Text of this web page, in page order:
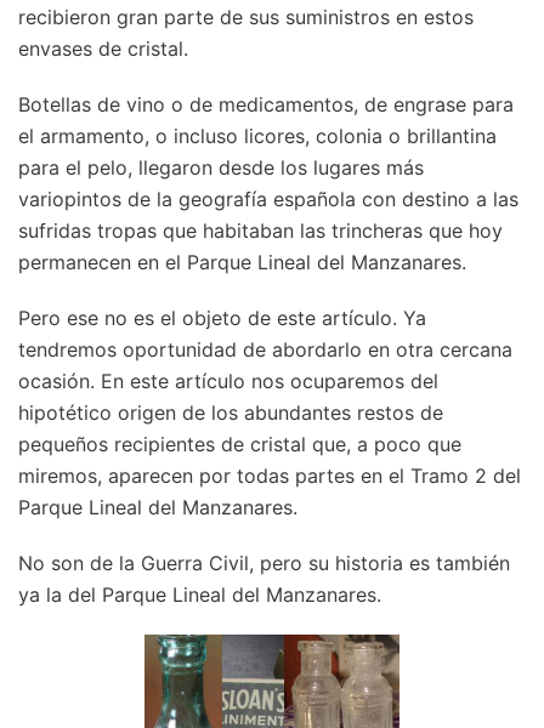
recibieron gran parte de sus suministros en estos
envases de cristal.
Botellas de vino o de medicamentos, de engrase para
el armamento, o incluso licores, colonia o brillantina
para el pelo, llegaron desde los lugares más
variopintos de la geografía española con destino a las
sufridas tropas que habitaban las trincheras que hoy
permanecen en el Parque Lineal del Manzanares.
Pero ese no es el objeto de este artículo. Ya
tendremos oportunidad de abordarlo en otra cercana
ocasión. En este artículo nos ocuparemos del
hipotético origen de los abundantes restos de
pequeños recipientes de cristal que, a poco que
miremos, aparecen por todas partes en el Tramo 2 del
Parque Lineal del Manzanares.
No son de la Guerra Civil, pero su historia es también
ya la del Parque Lineal del Manzanares.